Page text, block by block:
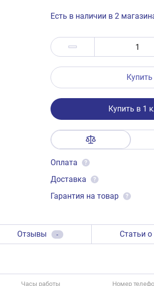
Есть в наличии в 2
Купить
Купить в 1
Оплата ?
Доставка ?
Гарантия на товар ?
Отзывы - Статьи
Часы работы Номер